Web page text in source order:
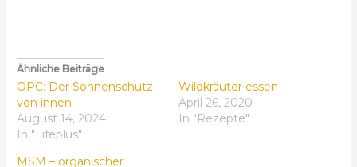
Ähnliche Beiträge
OPC: Der Sonnenschutz
von innen
August 14, 2024
In "Lifeplus"
Wildkräuter essen
April 26, 2020
In "Rezepte"
MSM – organischer